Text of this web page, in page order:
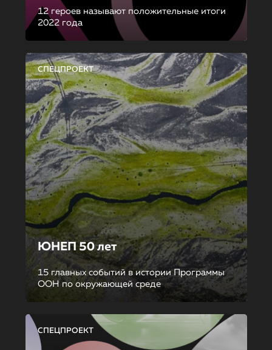
12 героев называют положительные итоги
2022 года
СПЕЦПРОЕКТ
ЮНЕП 50 лет
15 главных событий в истории Программы
ООН по окружающей среде
СПЕЦПРОЕКТ